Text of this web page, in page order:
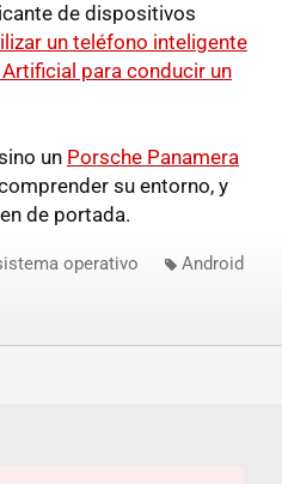
de dispositivos
un teléfono inteligente
para conducir un
un Porsche Panamera
su entorno, y
de portada.
operativo Android